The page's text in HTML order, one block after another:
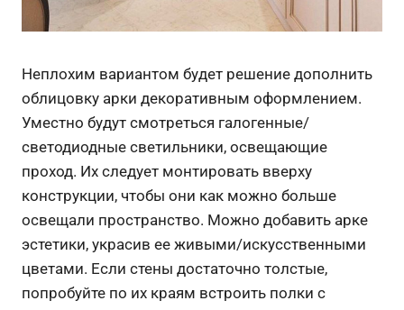
Неплохим вариантом будет решение дополнить
облицовку арки декоративным оформлением.
Уместно будут смотреться галогенные/
светодиодные светильники, освещающие
проход. Их следует монтировать вверху
конструкции, чтобы они как можно больше
освещали пространство. Можно добавить арке
эстетики, украсив ее живыми/искусственными
цветами. Если стены достаточно толстые,
попробуйте по их краям встроить полки с